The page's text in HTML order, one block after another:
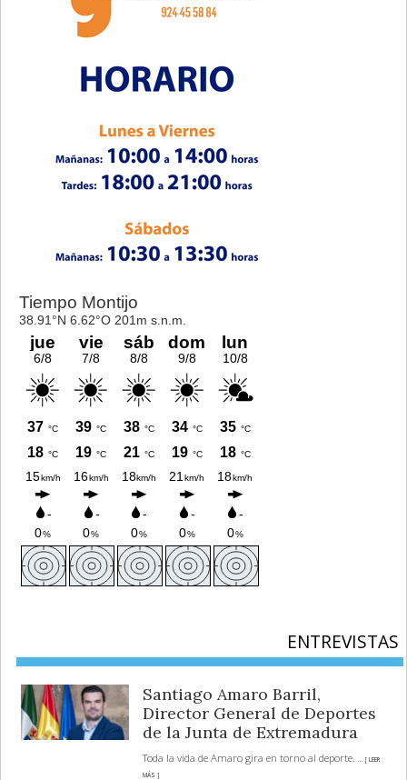
ENTREVISTAS
Santiago Amaro Barril,
Director General de Deportes
de la Junta de Extremadura
Toda la vida de Amaro gira en torno al deporte.
... [ LEER
MÁS ]